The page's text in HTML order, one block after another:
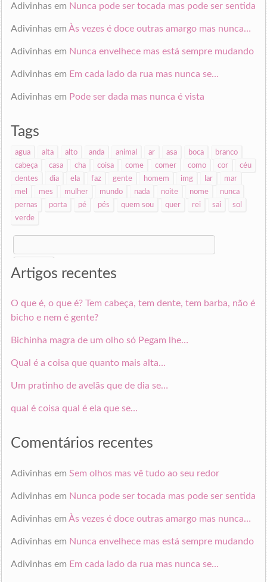
Adivinhasem Nunca pode ser tocada mas pode ser sentida
Adivinhasem Às vezes é doce outras amargo mas nunca…
Adivinhasem Nunca envelhece mas está sempre mudando
Adivinhasem Em cada lado da rua mas nunca se…
Adivinhasem Pode ser dada mas nunca é vista
Tags
agua alta alto anda animal ar asa boca
branco
cabeça
casa cha coisa come comer como cor
céu
dentes
dia ela faz gente homem img lar
mar
mel
mes mulher mundo nada noite nome
nunca
pernas
porta pé pés quem sou quer rei sai
sol
verde
Search
for:
Artigos recentes
O que é, o que é? Tem cabeça, tem dente, tem barba, não é
bicho e nem é gente?
Bichinha magra de um olho só Pegam lhe…
Qual é a coisa que quanto mais alta…
Um pratinho de avelãs que de dia se…
qual é coisa qual é ela que se…
Comentários recentes
Adivinhasem Sem olhos mas vê tudo ao seu redor
Adivinhasem Nunca pode ser tocada mas pode ser sentida
Adivinhasem Às vezes é doce outras amargo mas nunca…
Adivinhasem Nunca envelhece mas está sempre mudando
Adivinhasem Em cada lado da rua mas nunca se…